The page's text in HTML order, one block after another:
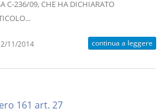
C-236/09, CHE HA DICHIARATO
11/2014 continua a leggere
161 art. 27